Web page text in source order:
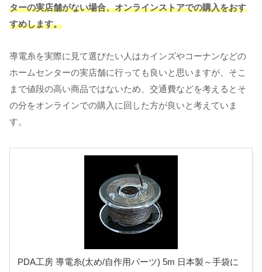
ターの実店舗がない場合、オンラインストアでの購入をおす
すめします。
導電糸を実際に見て選びたい人はカインズやコーナンなどの
ホームセンターの実店舗に行っても良いと思いますが、そこ
まで値段の高い商品ではないため、交通費などを考えるとそ
の分をオンラインでの購入に回した方が良いと考えていま
す。
PDA工房 導電糸(太め/自作用パーツ) 5m 日本製～手袋に